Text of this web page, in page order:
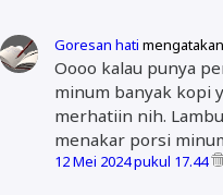
Goresan hati
Oooo kalau punya
minum banyak kopi
merhatiin nih.
menakar porsi
12 Mei 2024 pukul 17.44